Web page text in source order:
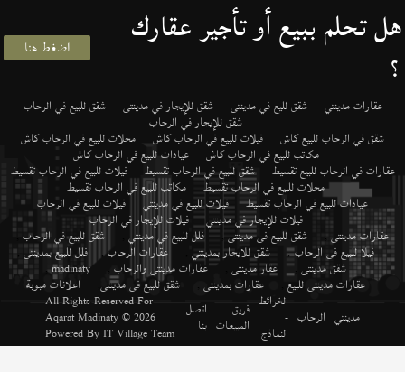
هل تحلم ببيع أو تأجير عقارك
؟ اضغط هنا
عقارات مدينتي شقق لليع في مدينتى شقق للإيجار في مدينتى شقق للبيع في الرحاب
شقق للإيجار في الرحاب
شقق في الرحاب للبيع كاش فيلات للبيع في الرحاب كاش محلات للبيع في الرحاب كاش
مكاتب للبيع في الرحاب كاش عيادات للبيع في الرحاب كاش
عقارات في الرحاب للبيع تقسيط شقق للبيع في الرحاب تقسيط فيلات للبيع في الرحاب تقسيط
محلات للبيع في الرحاب تقسيط مكاتب للبيع في الرحاب تقسيط
عيادات للبيع في الرحاب تقسيط فيلات للبيع في مدينتي فيلات للبيع في الرحاب
فيلات للإيجار في مدينتي فيلات للإيجار في الرحاب
عقارات مدينتى , شقق للبيع فى مدينتى , فلل للبيع في مدينتي , شقق للبيع في الرحاب
فيلا للبيع فى الرحاب, شقق للايجار بمدينتي عقارات الرحاب, فلل للبيع بمدينتى ,
شقق مدينتى , عقار مدينتى عقارات مدينتى والرحاب madinaty
,
عقارات مدينتى للبيع عقارات بمدينتى شقق للبيع فى مدينتى
اعلانات مبوبة
مدينتي الرحاب
الخرائط
-
النماذج
فريق
المبيعات
اتصل
بنا
All Rights Reserved For
Aqarat Madinaty© 2026
Powered ByIT Village Team